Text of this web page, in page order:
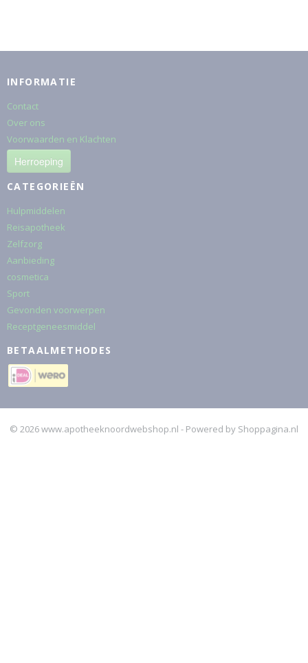
INFORMATIE
Contact
Over ons
Voorwaarden en Klachten
Herroeping
CATEGORIEËN
Hulpmiddelen
Reisapotheek
Zelfzorg
Aanbieding
cosmetica
Sport
Gevonden voorwerpen
Receptgeneesmiddel
BETAALMETHODES
© 2026 www.apotheeknoordwebshop.nl - Powered by Shoppagina.nl